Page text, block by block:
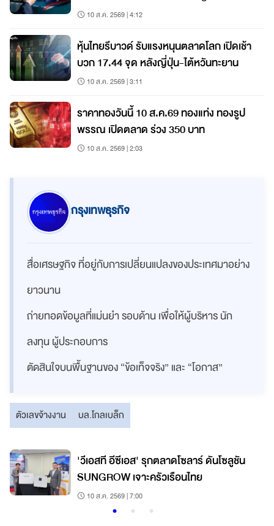
ขนส่งเร่งปลายปี
10 ส.ค. 2569 | 4:12
หุ้นไทยรีบาวด์ รับแรงหนุนตลาดโลก เปิดเช้า
บวก 17.44 จุด หลังญี่ปุ่น-ไต้หวันทะยาน
10 ส.ค. 2569 | 3:11
ราคาทองวันนี้ 10 ส.ค.69 ทองแท่ง ทองรูป
พรรณ เปิดตลาด ร่วง 350 บาท
10 ส.ค. 2569 | 2:03
กรุงเทพธุรกิจ
สื่อเศรษฐกิจ ที่อยู่กับการเปลี่ยนแปลงของประเทศมาอย่าง
ยาวนาน
ถ่ายทอดข้อมูลที่แม่นยำ รอบด้าน เพื่อให้ผู้บริหาร นัก
ลงทุน ผู้ประกอบการ
ตัดสินใจบนพื้นฐานของ “ข้อเท็จจริง” และ “โอกาส”
ตัวเลขจ้างงาน บล.โกลเบล็ก
'วีเอสที อีซีเอส' รุกตลาดโซลาร์ ดันโซลูชัน
SUNGROW เจาะครัวเรือนไทย
10 ส.ค. 2569 | 7:00